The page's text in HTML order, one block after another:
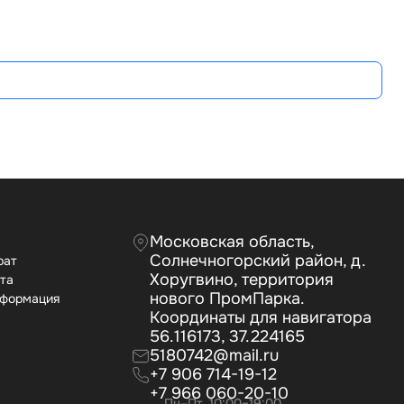
Московская область,
Солнечногорский район, д.
Хоругвино, территория
нового ПромПарка.
Координаты для навигатора
56.116173, 37.224165
5180742@mail.ru
+7 906 714-19-12
+7 966 060-20-10